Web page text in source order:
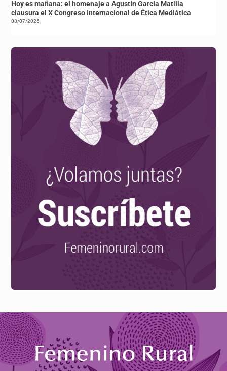
Hoy es mañana: el homenaje a Agustín García Matilla
clausura el X Congreso Internacional de Ética Mediática
08/07/2026